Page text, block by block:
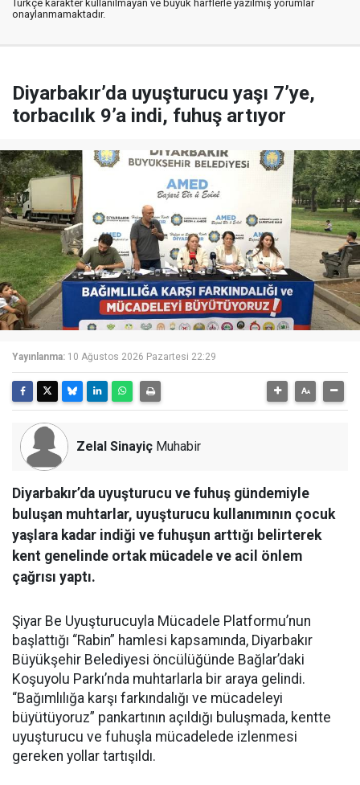
Türkçe karakter kullanılmayan ve büyük harflerle yazılmış yorumlar
onaylanmamaktadır.
Diyarbakır’da uyuşturucu yaşı 7’ye,
torbacılık 9’a indi, fuhuş artıyor
Yayınlanma: 10 Ağustos 2026 Pazartesi 22:29
Zelal Sinayiç Muhabir
Diyarbakır’da uyuşturucu ve fuhuş gündemiyle
buluşan muhtarlar, uyuşturucu kullanımının çocuk
yaşlara kadar indiği ve fuhuşun arttığı belirterek
kent genelinde ortak mücadele ve acil önlem
çağrısı yaptı.
Şiyar Be Uyuşturucuyla Mücadele Platformu’nun
başlattığı “Rabin” hamlesi kapsamında, Diyarbakır
Büyükşehir Belediyesi öncülüğünde Bağlar’daki
Koşuyolu Parkı’nda muhtarlarla bir araya gelindi.
“Bağımlılığa karşı farkındalığı ve mücadeleyi
büyütüyoruz” pankartının açıldığı buluşmada, kentte
uyuşturucu ve fuhuşla mücadelede izlenmesi
gereken yollar tartışıldı.